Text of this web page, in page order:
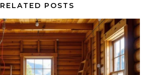
RELATED POSTS